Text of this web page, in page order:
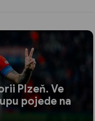
Plzeň. Ve
pojede na